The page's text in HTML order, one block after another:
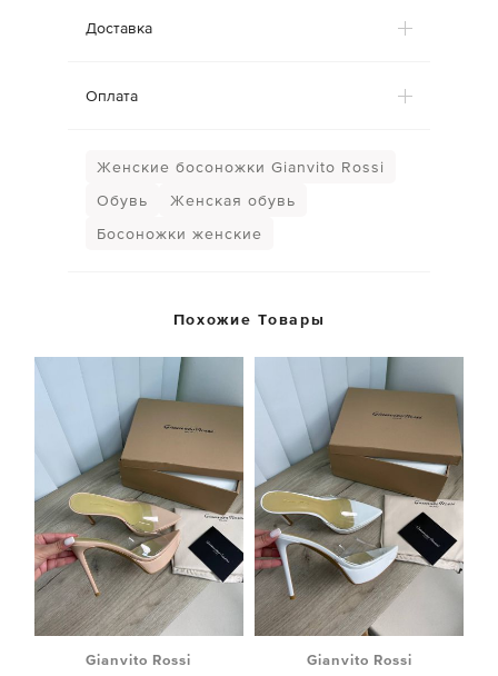
Доставка
Оплата
Женские босоножки Gianvito Rossi
Обувь
Женская обувь
Босоножки женские
Похожие Товары
Gianvito Rossi Gianvito Rossi